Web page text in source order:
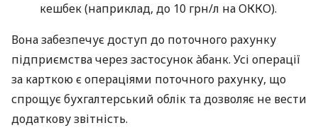
кешбек (наприклад, до 10 грн/л на ОККО).
Вона забезпечує доступ до поточного рахунку
підприємства через застосунок àбанк. Усі операції
за карткою є операціями поточного рахунку, що
спрощує бухгалтерський облік та дозволяє не вести
додаткову звітність.